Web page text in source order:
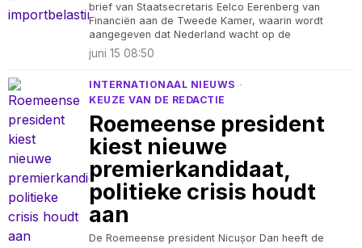
brief van Staatsecretaris Eelco Eerenberg van
Financiën aan de Tweede Kamer, waarin wordt
aangegeven dat Nederland wacht op de
juni 15 08:50
INTERNATIONAAL NIEUWS ·
KEUZE VAN DE REDACTIE
Roemeense president
kiest nieuwe
premierkandidaat,
politieke crisis houdt
aan
De Roemeense president Nicușor Dan heeft de